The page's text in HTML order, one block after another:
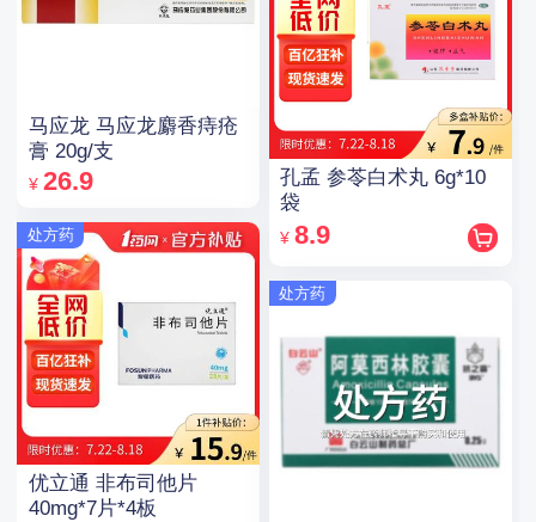
马应龙 马应龙麝香痔疮
膏 20g/支
¥ 26.9
处方药
优立通 非布司他片
40mg*7片*4板
孔孟 参苓白术丸 6g*10
袋
¥ 8.9
处方药